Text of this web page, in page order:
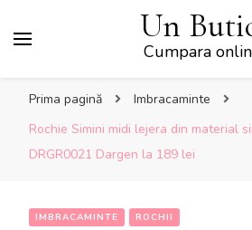
Un
Cumpara
Prima pagină
Imbracaminte
Rochie Simini midi lejera din material
DRGR0021 Dargen la 189 lei
IMBRACAMINTE ROCHII